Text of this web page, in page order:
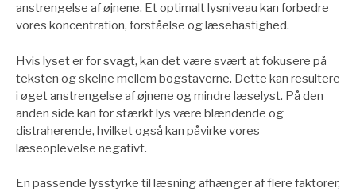
anstrengelse af øjnene. Et optimalt lysniveau kan forbedre
vores koncentration, forståelse og læsehastighed.
Hvis lyset er for svagt, kan det være svært at fokusere på
teksten og skelne mellem bogstaverne. Dette kan resultere
i øget anstrengelse af øjnene og mindre læselyst. På den
anden side kan for stærkt lys være blændende og
distraherende, hvilket også kan påvirke vores
læseoplevelse negativt.
En passende lysstyrke til læsning afhænger af flere faktorer,